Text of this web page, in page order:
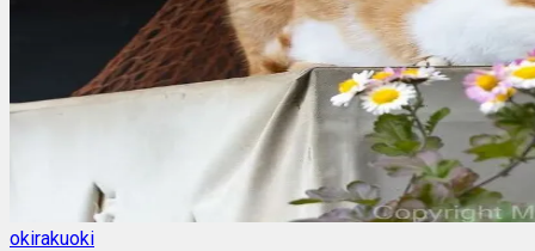
okirakuoki